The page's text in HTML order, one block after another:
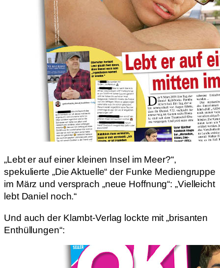
„Lebt er auf einer kleinen Insel im Meer?“,
spekulierte „Die Aktuelle“ der Funke Mediengruppe
im März und versprach „neue Hoffnung“: „Vielleicht
lebt Daniel noch.“
Und auch der Klambt-Verlag lockte mit „brisanten
Enthüllungen“: